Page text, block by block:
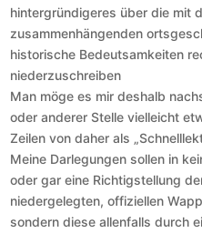
hintergründigeres über die mit
zusammenhängenden
historische Bedeutsamkeiten
niederzuschreiben
Man möge es mir deshalb
oder anderer Stelle vielleicht
Zeilen von daher als
Meine Darlegungen sollen in
oder gar eine Richtigstellung
niedergelegten, offiziellen
sondern diese allenfalls durch